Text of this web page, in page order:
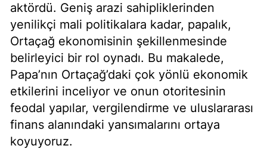
aktördü. Geniş arazi sahipliklerinden
yenilikçi mali politikalara kadar, papalık,
Ortaçağ ekonomisinin şekillenmesinde
belirleyici bir rol oynadı. Bu makalede,
Papa’nın Ortaçağ’daki çok yönlü ekonomik
etkilerini inceliyor ve onun otoritesinin
feodal yapılar, vergilendirme ve uluslararası
finans alanındaki yansımalarını ortaya
koyuyoruz.